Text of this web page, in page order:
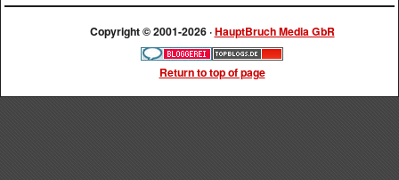
Copyright © 2001-2026 ·HauptBruch Media GbR
Return to top of page